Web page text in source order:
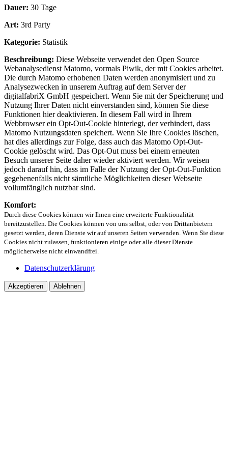
Dauer: 30 Tage
Art: 3rd Party
Kategorie: Statistik
Beschreibung: Diese Webseite verwendet den Open Source
Webanalysedienst Matomo, vormals Piwik, der mit Cookies arbeitet.
Die durch Matomo erhobenen Daten werden anonymisiert und zu
Analysezwecken in unserem Auftrag auf dem Server der
digitalfabriX GmbH gespeichert. Wenn Sie mit der Speicherung und
Nutzung Ihrer Daten nicht einverstanden sind, können Sie diese
Funktionen hier deaktivieren. In diesem Fall wird in Ihrem
Webbrowser ein Opt-Out-Cookie hinterlegt, der verhindert, dass
Matomo Nutzungsdaten speichert. Wenn Sie Ihre Cookies löschen,
hat dies allerdings zur Folge, dass auch das Matomo Opt-Out-
Cookie gelöscht wird. Das Opt-Out muss bei einem erneuten
Besuch unserer Seite daher wieder aktiviert werden. Wir weisen
jedoch darauf hin, dass im Falle der Nutzung der Opt-Out-Funktion
gegebenenfalls nicht sämtliche Möglichkeiten dieser Webseite
vollumfänglich nutzbar sind.
Komfort:
Durch diese Cookies können wir Ihnen eine erweiterte Funktionalität
bereitzustellen. Die Cookies können von uns selbst, oder von Drittanbietern
gesetzt werden, deren Dienste wir auf unseren Seiten verwenden. Wenn Sie diese
Cookies nicht zulassen, funktionieren einige oder alle dieser Dienste
möglicherweise nicht einwandfrei.
Datenschutzerklärung
Akzeptieren Ablehnen